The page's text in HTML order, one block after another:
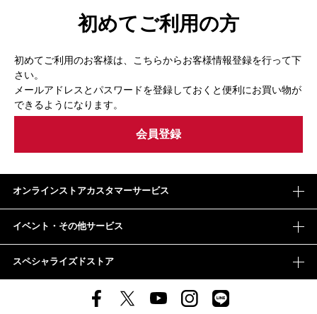
初めてご利用の方
初めてご利用のお客様は、こちらからお客様情報登録を行って下
さい。
メールアドレスとパスワードを登録しておくと便利にお買い物が
できるようになります。
オンラインストアカスタマーサービス
イベント・その他サービス
スペシャライズドストア